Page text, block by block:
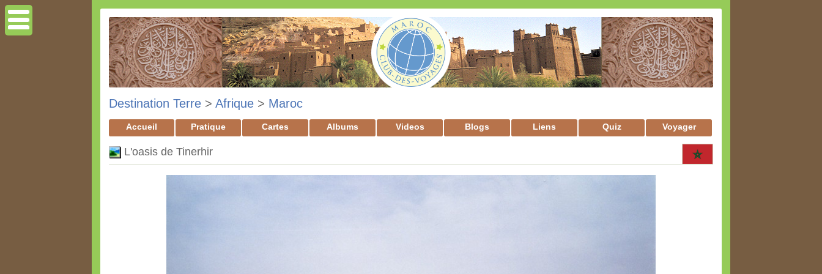
Destination Terre > Afrique > Maroc
Accueil Pratique Cartes Albums Videos Blogs Liens Quiz Voyager
L'oasis de Tinerhir